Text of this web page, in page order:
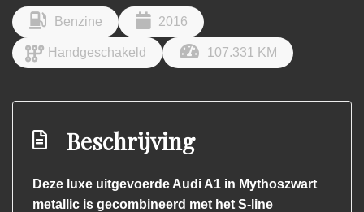
Benzine 2016
Handgeschakeld 107.331 KM
Beschrijving
Deze luxe uitgevoerde Audi A1 in Mythoszwart
metallic is gecombineerd met het S-line